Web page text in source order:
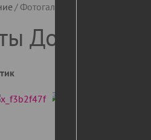
Фотогалерея
Дог Бутик